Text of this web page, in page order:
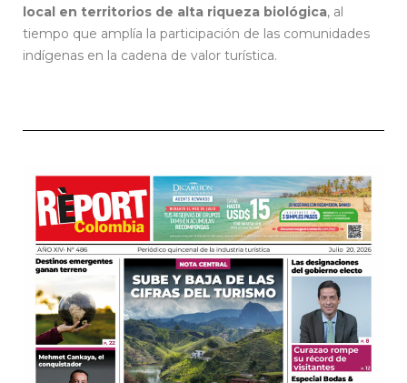
local en territorios de alta riqueza biológica, al
tiempo que amplía la participación de las comunidades
indígenas en la cadena de valor turística.